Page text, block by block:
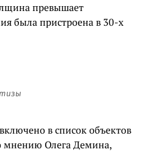
превышает
была пристроена в 30-х
в список объектов
мнению Олега Демина,